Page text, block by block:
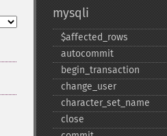
mysqli
$affected_​rows
autocommit
begin_​transaction
change_​user
character_​set_​name
close